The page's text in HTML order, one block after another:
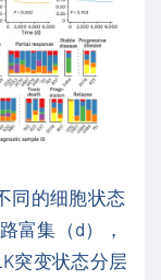
同的细胞状态
富集（d），
突变状态分层